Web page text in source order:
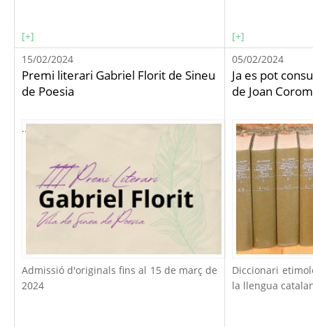
...
[+]
[+]
15/02/2024
Premi literari Gabriel Florit de Sineu
de Poesia
Admissió d'originals fins al 15 de març de
2024
05/02/2024
Ja es pot
de Joan
Diccionari
la llengua